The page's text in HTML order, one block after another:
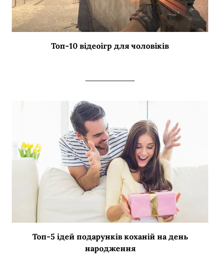
Топ-10 відеоігр для чоловіків
Топ-5 ідей подарунків коханій на день
народження